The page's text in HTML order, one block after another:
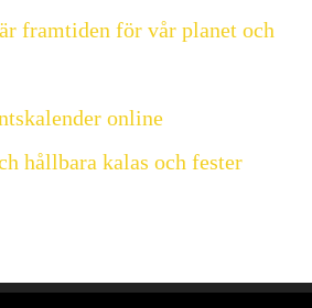
framtiden för vår planet och
online
hållbara kalas och fester